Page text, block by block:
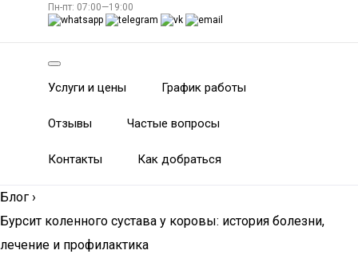
Пн-пт: 07:00—19:00
Услуги и цены График работы
Отзывы Частые вопросы
Контакты Как добраться
Блог ›
Бурсит коленного сустава у коровы: история болезни,
лечение и профилактика